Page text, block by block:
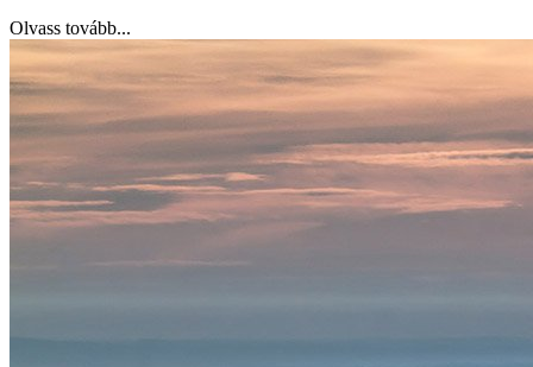
Olvass tovább...